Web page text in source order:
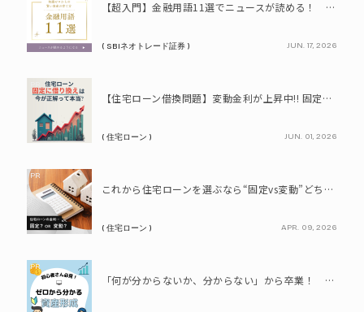
【超入門】金融用語11選でニュースが読める！ 知識ゼロからの賢い資産の育て方
( SBIネオトレード証券 ) JUN. 17, 2026
【住宅ローン借換問題】変動金利が上昇中!! 固定に借り換えるなら今が正解って本当? シミュレーションで比較してみよう
( 住宅ローン ) JUN. 01, 2026
PR
これから住宅ローンを選ぶなら“固定vs変動”どちらが正解? 9割が利用したいと答えた「いま決めなくてもいい」ローンとは!?
( 住宅ローン ) APR. 09, 2026
PR
「何が分からないか、分からない」から卒業！ SBIネオトレード証券で学ぶ、はじめての資産形成